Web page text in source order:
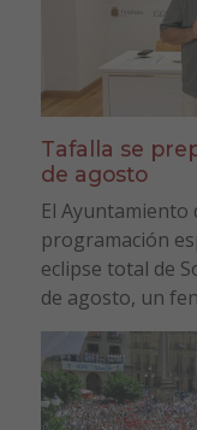
Tafalla se
de agosto
El
programación
eclipse total de
de agosto, un